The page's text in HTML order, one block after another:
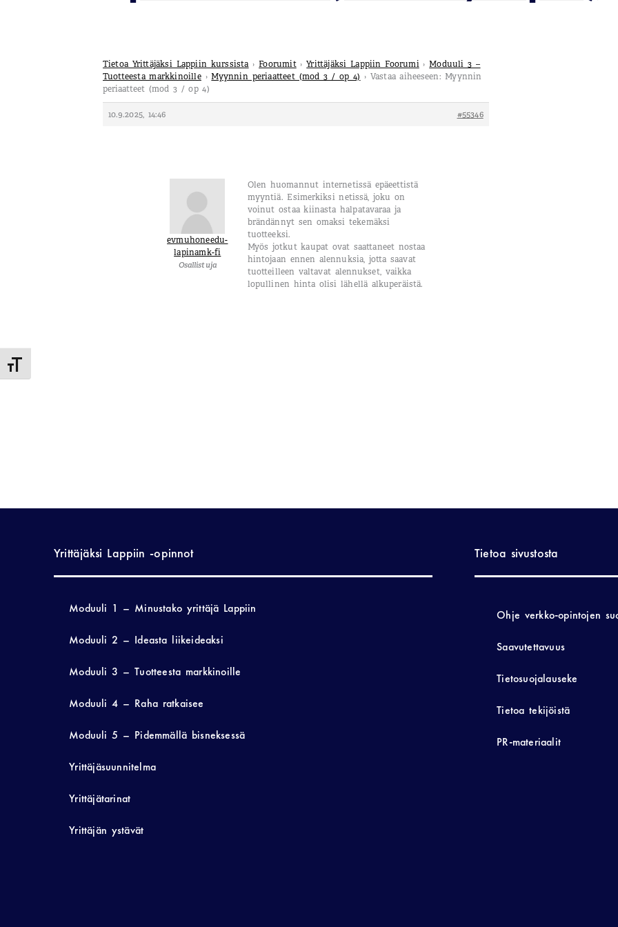
Toggle Font size
Tietoa Yrittäjäksi Lappiin kurssista › Foorumit › Yrittäjäksi Lappiin Foorumi › Moduuli 3 –
Tuotteesta markkinoille › Myynnin periaatteet (mod 3 / op 4) › Vastaa aiheeseen: Myynnin
periaatteet (mod 3 / op 4)
10.9.2025, 14:46 #55346
evmuhoneedu-
lapinamk-fi
Osallistuja
Olen huomannut internetissä epäeettistä
myyntiä. Esimerkiksi netissä, joku on
voinut ostaa kiinasta halpatavaraa ja
brändännyt sen omaksi tekemäksi
tuotteeksi.
Myös jotkut kaupat ovat saattaneet nostaa
hintojaan ennen alennuksia, jotta saavat
tuotteilleen valtavat alennukset, vaikka
lopullinen hinta olisi lähellä alkuperäistä.
Yrittäjäksi Lappiin -opinnot
Moduuli 1 – Minustako yrittäjä Lappiin
Moduuli 2 – Ideasta liikeideaksi
Moduuli 3 – Tuotteesta markkinoille
Moduuli 4 – Raha ratkaisee
Moduuli 5 – Pidemmällä bisneksessä
Yrittäjäsuunnitelma
Yrittäjätarinat
Yrittäjän ystävät
Tietoa sivustosta
Ohje verkko-opintojen
Saavutettavuus
Tietosuojalauseke
Tietoa tekijöistä
PR-materiaalit